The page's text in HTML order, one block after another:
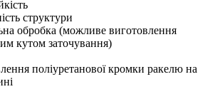
структури
обробка (можливе виготовлення
кутом заточування)
поліуретанової кромки ракелю на